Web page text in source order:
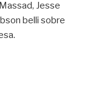
Jesse
belli sobre